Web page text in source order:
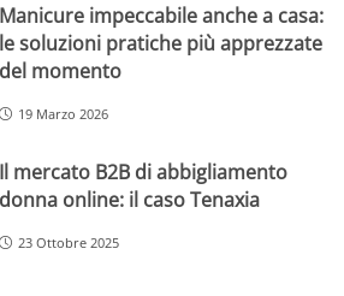
Manicure impeccabile anche a casa:
le soluzioni pratiche più apprezzate
del momento
19 Marzo 2026
Il mercato B2B di abbigliamento
donna online: il caso Tenaxia
23 Ottobre 2025